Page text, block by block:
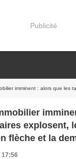
Publicité
que les taux hypothécaires explosent, les baisses de prix
explosent,
flèche et la
17:56